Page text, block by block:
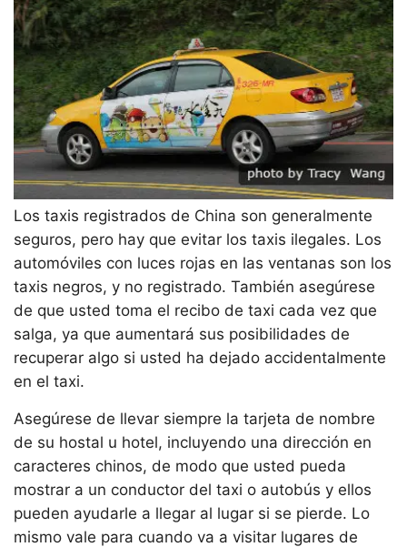
Los taxis registrados de China son generalmente
seguros, pero hay que evitar los taxis ilegales. Los
automóviles con luces rojas en las ventanas son los
taxis negros, y no registrado. También asegúrese
de que usted toma el recibo de taxi cada vez que
salga, ya que aumentará sus posibilidades de
recuperar algo si usted ha dejado accidentalmente
en el taxi.
Asegúrese de llevar siempre la tarjeta de nombre
de su hostal u hotel, incluyendo una dirección en
caracteres chinos, de modo que usted pueda
mostrar a un conductor del taxi o autobús y ellos
pueden ayudarle a llegar al lugar si se pierde. Lo
mismo vale para cuando va a visitar lugares de